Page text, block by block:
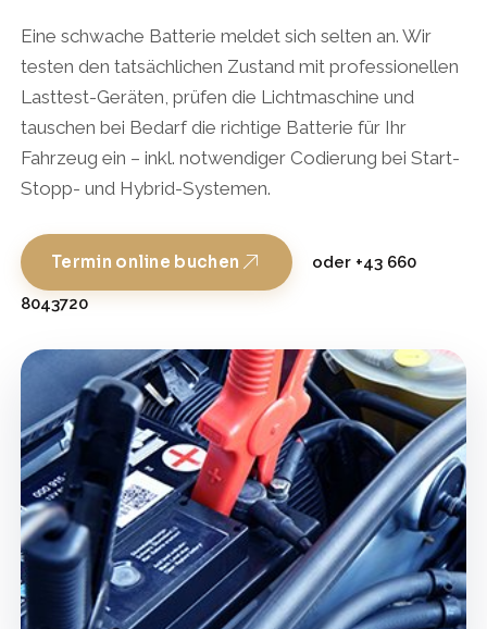
Eine schwache Batterie meldet sich selten an. Wir
testen den tatsächlichen Zustand mit professionellen
Lasttest-Geräten, prüfen die Lichtmaschine und
tauschen bei Bedarf die richtige Batterie für Ihr
Fahrzeug ein – inkl. notwendiger Codierung bei Start-
Stopp- und Hybrid-Systemen.
Termin online buchen oder +43 660
8043720